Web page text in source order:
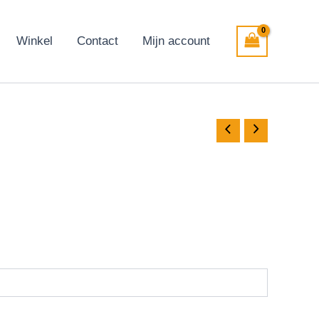
Winkel Contact Mijn account